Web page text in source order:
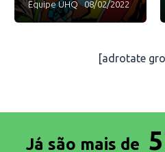
Equipe UHQ 08/02/2022
[adrotate
Já são mais de